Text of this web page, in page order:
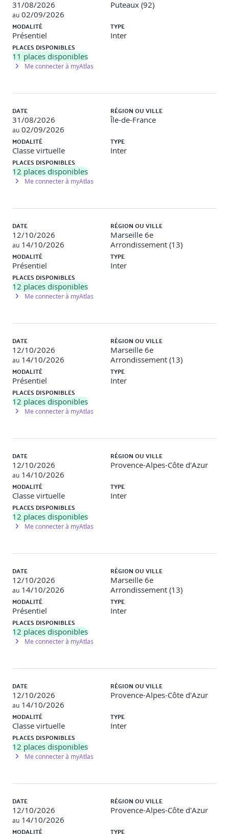
exigences
6 - PRATIQUES POUR L'ELABORATION DES EXIGENCES -
PARTIE 1
Sources des exigences
Elucidation des exigences
Résoudre les Conflits concernant les Exigences
Validation des exigences
8 - PROCESSUS ET STRUCTURE DE TRAVAIL
Facteurs d'influence
Facettes du processus d'ingénierie des exigences
Configuration d’un processus d'ingénierie des
Qu’est-ce que la gestion des exigences ?
Gestion du cycle de vie
Contrôle des versions
Configurations et Baselines
Traçabilité
Gestion du changement
Priorisation
10 - SUPPORT DES OUTILS (L2)
Outils dans l’ingénierie des exigences
Mise en place de l’outil
11 - PREPARATION ET PASSAGE A L'EXAMEN ISTQB®
CPRE FOUNDATION LEVEL
Examen blanc officiel IREB CPRE-FL avec correction
commentée
Conseils et révisions en vue de l'examen
Certiﬁé IREB en Ingénierie des Exigences -
L'examen se présente sous la forme d'un QCM de 45
questions en 75 minutes à livre fermé.
Pour le réussir, vous devez obtenir au moins 70% de
bonnes réponses
31/08/2026
au 02/09/2026
Puteaux (92)
MODALITÉ
Présentiel
TYPE
Inter
PLACES DISPONIBLES
11 places disponibles
Me connecter à myAtlas
DATE
31/08/2026
au 02/09/2026
RÉGION OU VILLE
Île-de-France
MODALITÉ
Classe virtuelle
TYPE
Inter
PLACES DISPONIBLES
12 places disponibles
Me connecter à myAtlas
DATE
12/10/2026
au 14/10/2026
RÉGION OU VILLE
Marseille 6e
Arrondissement (13)
MODALITÉ
Présentiel
TYPE
Inter
PLACES DISPONIBLES
12 places disponibles
Me connecter à myAtlas
DATE
12/10/2026
au 14/10/2026
RÉGION OU VILLE
Marseille 6e
Arrondissement (13)
MODALITÉ
Présentiel
TYPE
Inter
PLACES DISPONIBLES
12 places disponibles
Me connecter à myAtlas
DATE
12/10/2026
au 14/10/2026
RÉGION OU VILLE
Provence-Alpes-Côte d'Azur
MODALITÉ
Classe virtuelle
TYPE
Inter
PLACES DISPONIBLES
12 places disponibles
Me connecter à myAtlas
DATE
12/10/2026
au 14/10/2026
RÉGION OU VILLE
Marseille 6e
Arrondissement (13)
MODALITÉ
Présentiel
TYPE
Inter
PLACES DISPONIBLES
12 places disponibles
Me connecter à myAtlas
DATE
12/10/2026
au 14/10/2026
RÉGION OU VILLE
Provence-Alpes-Côte d'Azur
MODALITÉ
Classe virtuelle
TYPE
Inter
PLACES DISPONIBLES
12 places disponibles
Me connecter à myAtlas
DATE
12/10/2026
au 14/10/2026
RÉGION OU VILLE
Provence-Alpes-Côte d'Azur
MODALITÉ TYPE